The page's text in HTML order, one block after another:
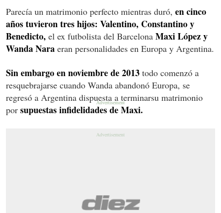
Parecía un matrimonio perfecto mientras duró, en cinco
años tuvieron tres hijos: Valentino, Constantino y
Benedicto, el ex futbolista del Barcelona Maxi López y
Wanda Nara eran personalidades en Europa y Argentina.
Sin embargo en noviembre de 2013 todo comenzó a
resquebrajarse cuando Wanda abandonó Europa, se
regresó a Argentina dispuesta a terminarsu matrimonio
por supuestas infidelidades de Maxi.